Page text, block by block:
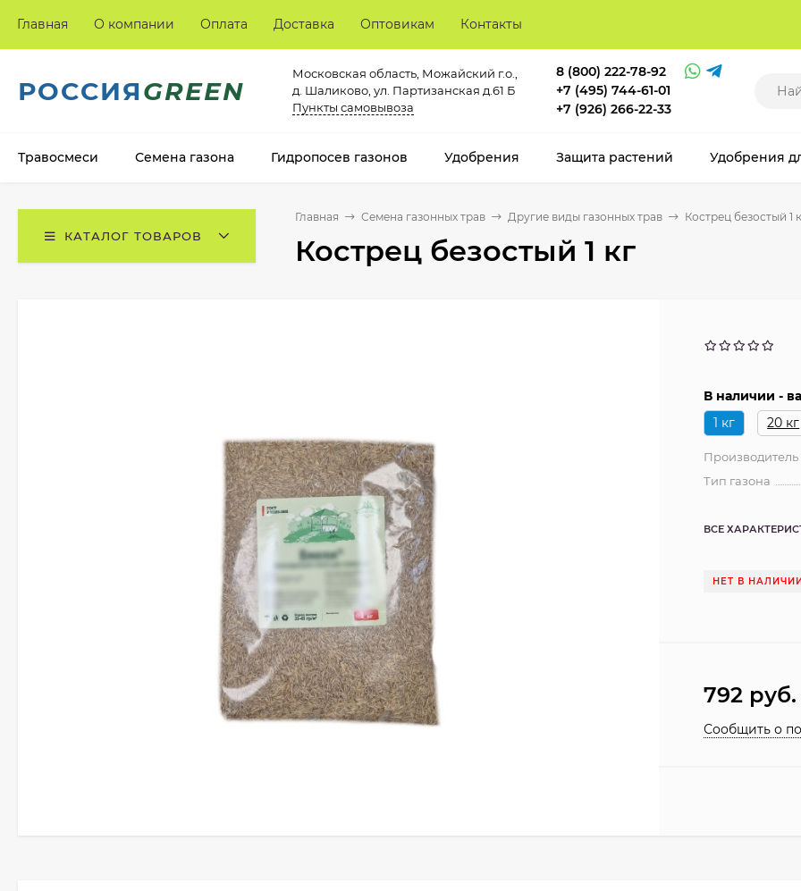
Главная О компании Оплата Доставка Оптовикам Контакты
РОССИЯGREEN
Московская область, Можайский г.о.,
д. Шаликово, ул. Партизанская д.61 Б
Пункты самовывоза
8 (800) 222-78-92
+7 (495) 744-61-01
+7 (926) 266-22-33
Травосмеси Семена газона Гидропосев газонов Удобрения Защита растений Удобрения
КАТАЛОГ ТОВАРОВ
Главная Семена газонных трав Другие виды газонных трав Кострец безостый 1
Кострец безостый 1 кг
В наличии -
1 кг
20 кг
Тип газона
ВСЕ
НЕТ В
792 руб.
Сообщить о